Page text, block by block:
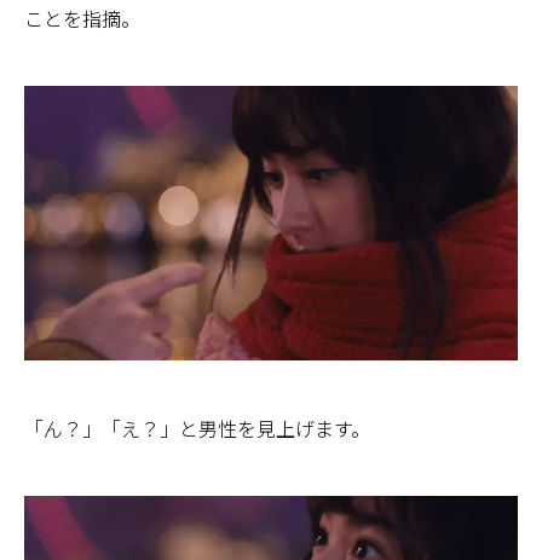
ことを指摘。
「ん？」「え？」と男性を見上げます。